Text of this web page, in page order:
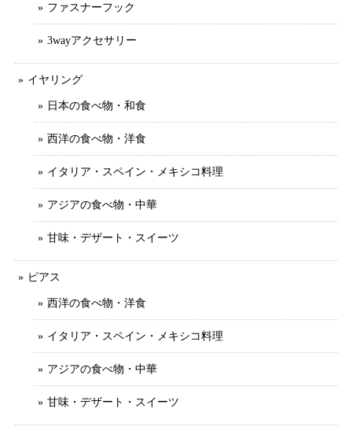
ファスナーフック
3wayアクセサリー
イヤリング
日本の食べ物・和食
西洋の食べ物・洋食
イタリア・スペイン・メキシコ料理
アジアの食べ物・中華
甘味・デザート・スイーツ
ピアス
西洋の食べ物・洋食
イタリア・スペイン・メキシコ料理
アジアの食べ物・中華
甘味・デザート・スイーツ